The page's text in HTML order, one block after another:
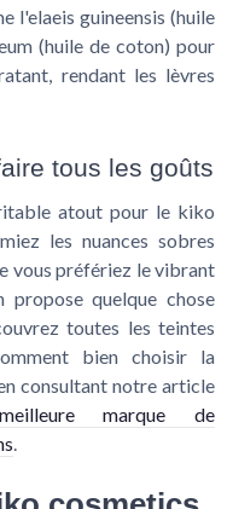
l'elaeis guineensis (huile
(huile de coton) pour
rendant les lèvres
tous les goûts
atout pour le kiko
les nuances sobres
vous préfériez le vibrant
quelque chose
toutes les teintes
bien choisir la
consultant notre article
marque de
.